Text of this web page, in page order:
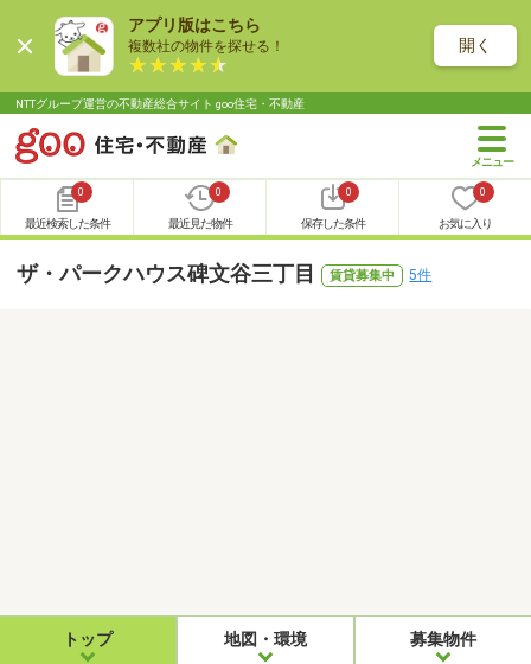
アプリ版はこちら
複数社の物件を探せる！ 開く
NTTグループ運営の不動産総合サイト goo住宅・不動産
0
最近検索した条件
0
最近見た物件
0
保存した条件
0
お気に入り
ザ・パークハウス碑文谷三丁目 賃貸募集中 5件
トップ 地図・環境 募集物件